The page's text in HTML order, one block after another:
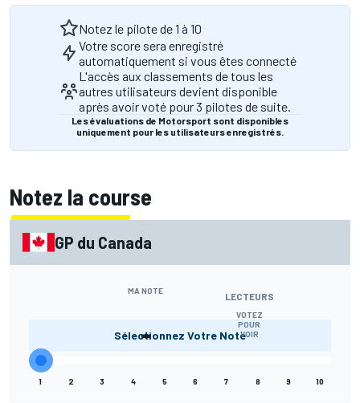
Notez le pilote de 1 à 10
Votre score sera enregistré
automatiquement si vous êtes connecté
L'accès aux classements de tous les
autres utilisateurs devient disponible
après avoir voté pour 3 pilotes de suite.
Les évaluations de Motorsport sont disponibles
uniquement pour les utilisateurs enregistrés.
Notez la course
GP du Canada
MA NOTE
-
LECTEURS
VOTEZ
POUR
VOIR
Sélectionnez Votre Note
1 2 3 4 5 6 7 8 9 10